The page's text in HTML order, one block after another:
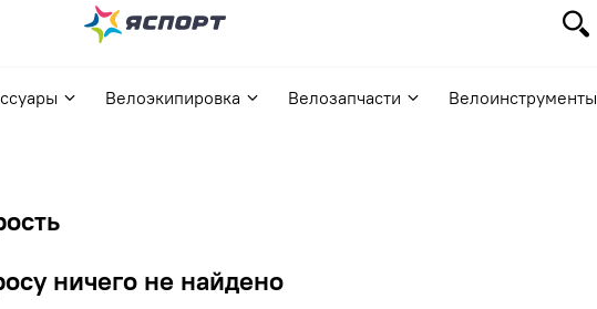
Велоэкипировка Велозапчасти Велоинструменты
ничего не найдено